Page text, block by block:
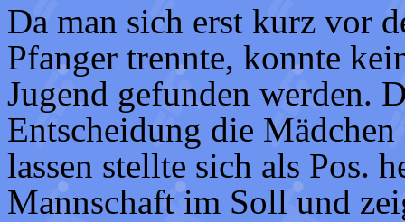
Da man sich erst kurz vor
Pfanger trennte, konnte
Jugend gefunden werden.
Entscheidung die
lassen stellte sich als Pos.
Mannschaft im Soll und